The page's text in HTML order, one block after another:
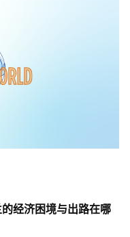
经济困境与出路在哪